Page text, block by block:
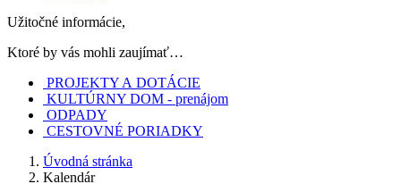
Užitočné informácie,
Ktoré by vás mohli zaujímať…
PROJEKTY A DOTÁCIE
KULTÚRNY DOM - prenájom
ODPADY
CESTOVNÉ PORIADKY
Úvodná stránka
Kalendár